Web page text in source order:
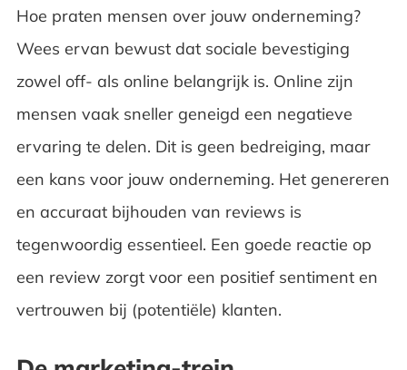
Hoe praten mensen over jouw onderneming?
Wees ervan bewust dat sociale bevestiging
zowel off- als online belangrijk is. Online zijn
mensen vaak sneller geneigd een negatieve
ervaring te delen. Dit is geen bedreiging, maar
een kans voor jouw onderneming. Het genereren
en accuraat bijhouden van reviews is
tegenwoordig essentieel. Een goede reactie op
een review zorgt voor een positief sentiment en
vertrouwen bij (potentiële) klanten.